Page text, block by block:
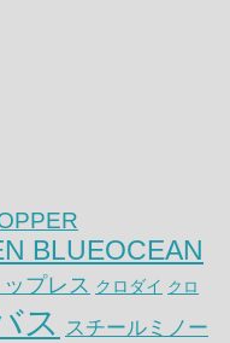
BLUEOCEAN
プレス クロダイ クロ
ス スチールミノー